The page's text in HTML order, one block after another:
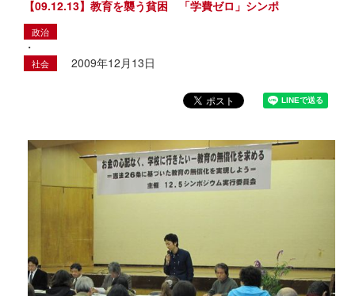
【09.12.13】教育を襲う貧困 「学費ゼロ」シンポ
政治
・
社会 2009年12月13日